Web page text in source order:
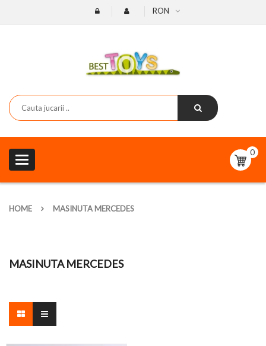
RON
Toggle
navigation
0
HOME MASINUTA MERCEDES
MASINUTA MERCEDES